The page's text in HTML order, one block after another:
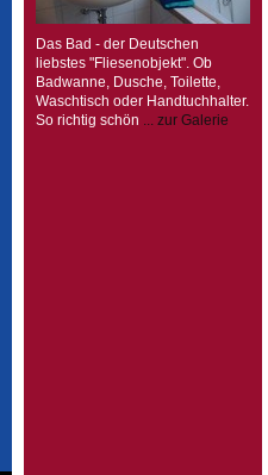
Das Bad - der Deutschen
liebstes "Fliesenobjekt". Ob
Badwanne, Dusche, Toilette,
Waschtisch oder Handtuchhalter.
So richtig schön ... zur Galerie